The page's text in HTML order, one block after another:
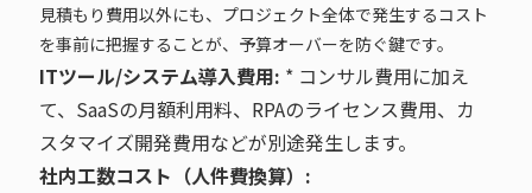
見積もり費用以外にも、プロジェクト全体で発生するコスト
を事前に把握することが、予算オーバーを防ぐ鍵です。
ITツール/システム導入費用: * コンサル費用に加え
て、SaaSの月額利用料、RPAのライセンス費用、カ
スタマイズ開発費用などが別途発生します。
社内工数コスト（人件費換算）: